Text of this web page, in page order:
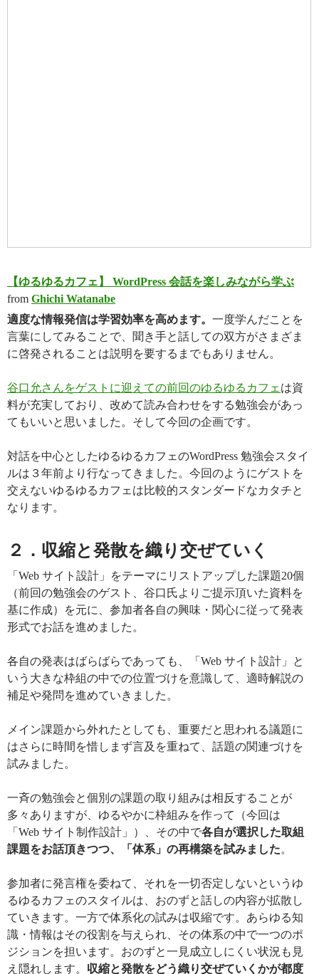
【ゆるゆるカフェ】 WordPress 会話を楽しみながら学ぶ
from Ghichi Watanabe
適度な情報発信は学習効率を高めます。 一度学んだことを
言葉にしてみることで、聞き手と話しての双方がさまざま
に啓発されることは説明を要するまでもありません。
谷口允さんをゲストに迎えての前回のゆるゆるカフェ は資
料が充実しており、改めて読み合わせをする勉強会があっ
てもいいと思いました。そして今回の企画です。
対話を中心としたゆるゆるカフェのWordPress 勉強会スタイ
ルは３年前より行なってきました。今回のようにゲストを
交えないゆるゆるカフェは比較的スタンダードなカタチと
なります。
２．収縮と発散を織り交ぜていく
「Web サイト設計」をテーマにリストアップした課題20個
（前回の勉強会のゲスト、谷口氏よりご提示頂いた資料を
基に作成）を元に、参加者各自の興味・関心に従って発表
形式でお話を進めました。
各自の発表はばらばらであっても、「Web サイト設計」と
いう大きな枠組の中での位置づけを意識して、適時解説の
補足や発問を進めていきました。
メイン課題から外れたとしても、重要だと思われる議題に
はさらに時間を惜しまず言及を重ねて、話題の関連づけを
試みました。
一斉の勉強会と個別の課題の取り組みは相反することが
多々ありますが、ゆるやかに枠組みを作って（今回は
「Web サイト制作設計」）、その中で各自が選択した取組
課題をお話頂きつつ、「体系」の再構築を試みました。
参加者に発言権を委ねて、それを一切否定しないというゆ
るゆるカフェのスタイルは、おのずと話しの内容が拡散し
ていきます。一方で体系化の試みは収縮です。あらゆる知
識・情報はその役割を与えられ、その体系の中で一つのポ
ジションを担います。おのずと一見成立しにくい状況も見
え隠れします。 収縮と発散をどう織り交ぜていくかが都度